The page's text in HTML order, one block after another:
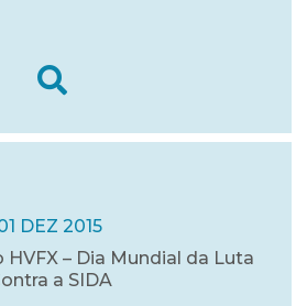
DEZ 2015
– Dia Mundial da Luta
a SIDA